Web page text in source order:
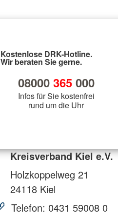
Kostenlose DRK-Hotline.
Wir beraten Sie gerne.
08000 365000
Infos für Sie kostenfrei
rund um die Uhr
Kreisverband Kiel e.V.
Holzkoppelweg 21
24118 Kiel
Telefon: 0431 59008 0